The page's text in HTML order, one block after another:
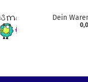
Dein